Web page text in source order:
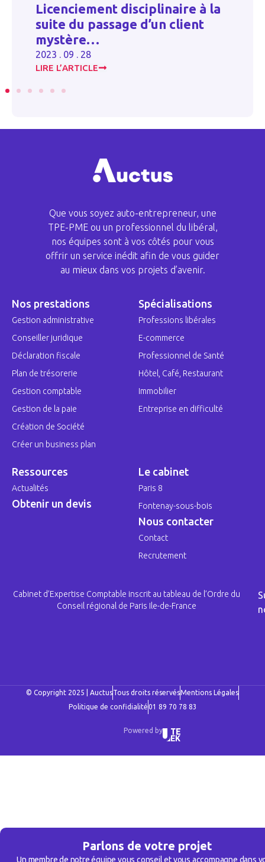
Licenciement disciplinaire à la
suite du passage d’un client
mystère…
2023 . 09 . 28
LIRE L’ARTICLE
Parlons de votre projet
Un membre de notre équipe vous conseil et vous accompagne dans
Que vous soyez auto-entrepreneur, une
TPE-PME ou un professionnel du libéral,
nos équipes sont à vos côtés pour vous
offrir un service inédit afin de vous guider
au mieux dans vos projets d’avenir.
Nos prestations
Gestion administrative
Conseiller juridique
Déclaration fiscale
Plan de trésorerie
Gestion comptable
Gestion de la paie
Création de Société
Créer un business plan
Spécialisations
Professions libérales
E-commerce
Professionnel de Santé
Hôtel, Café, Restaurant
Immobilier
Entreprise en difficulté
Ressources
Actualités
Obtenir un devis
Le cabinet
Paris 8
Fontenay-sous-bois
Nous contacter
Contact
Recrutement
Cabinet d’Expertise Comptable inscrit au tableau de l’Ordre du
Conseil régional de Paris Ile-de-France
© Copyright 2025 | AuctusTous droits réservésMentions Légales
Politique de confidialité01 89 70 78 83
Powered by